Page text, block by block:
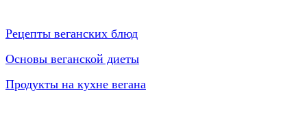
Рецепты веганских блюд
Основы веганской диеты
Продукты на кухне вегана